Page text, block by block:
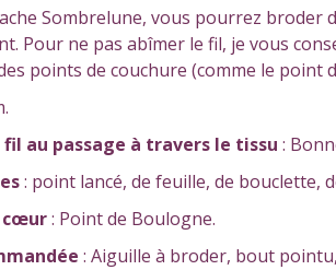
Sombrelune, vous pourrez
Pour ne pas abîmer le fil, je vous
points de couchure (comme le point
fil au passage à travers le tissu :
: point lancé, de feuille, de bouclette,
cœur: Point de Boulogne.
: Aiguille à broder, bout